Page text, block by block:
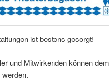
ist bestens gesorgt!
und Mitwirkenden können dem